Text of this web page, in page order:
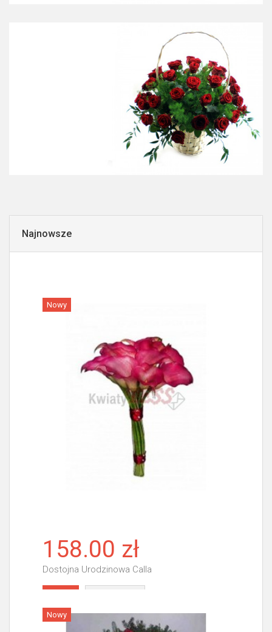
Najnowsze
Nowy
158.00 zł
Dostojna Urodzinowa Calla
Nowy